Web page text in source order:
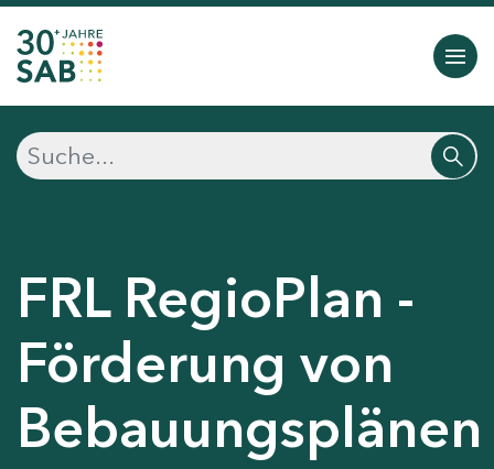
FRL RegioPlan -
Förderung von
Bebauungsplänen